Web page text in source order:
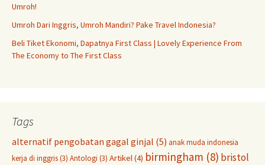
Umroh!
Umroh Dari Inggris, Umroh Mandiri? Pake Travel Indonesia?
Beli Tiket Ekonomi, Dapatnya First Class | Lovely Experience From
The Economy to The First Class
Tags
alternatif pengobatan gagal ginjal (5) anak muda indonesia
kerja di inggris(3) Antologi (3) Artikel(4) birmingham (8) bristol